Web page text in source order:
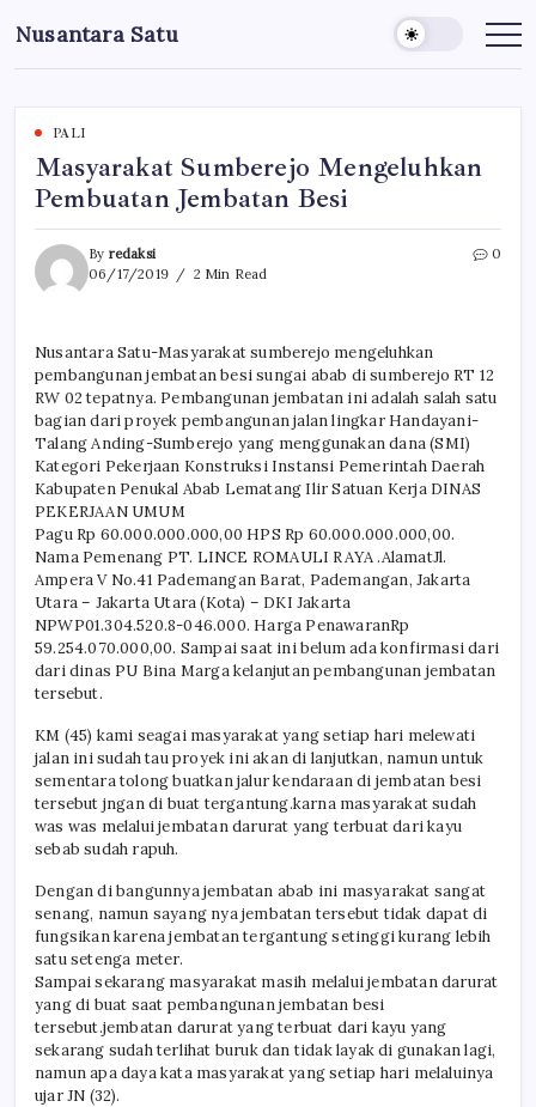
to
content
Nusantara Satu
Berita
Nusantara
PALI
Masyarakat Sumberejo Mengeluhkan
Pembuatan Jembatan Besi
By redaksi
06/17/2019
2 Min Read
0
Nusantara Satu-Masyarakat sumberejo mengeluhkan
pembangunan jembatan besi sungai abab di sumberejo RT 12
RW 02 tepatnya. Pembangunan jembatan ini adalah salah satu
bagian dari proyek pembangunan jalan lingkar Handayani-
Talang Anding-Sumberejo yang menggunakan dana (SMI)
Kategori Pekerjaan Konstruksi Instansi Pemerintah Daerah
Kabupaten Penukal Abab Lematang Ilir Satuan Kerja DINAS
PEKERJAAN UMUM
Pagu Rp 60.000.000.000,00 HPS Rp 60.000.000.000,00.
Nama Pemenang PT. LINCE ROMAULI RAYA .AlamatJl.
Ampera V No.41 Pademangan Barat, Pademangan, Jakarta
Utara – Jakarta Utara (Kota) – DKI Jakarta
NPWP01.304.520.8-046.000. Harga PenawaranRp
59.254.070.000,00. Sampai saat ini belum ada konfirmasi dari
dari dinas PU Bina Marga kelanjutan pembangunan jembatan
tersebut.
KM (45) kami seagai masyarakat yang setiap hari melewati
jalan ini sudah tau proyek ini akan di lanjutkan, namun untuk
sementara tolong buatkan jalur kendaraan di jembatan besi
tersebut jngan di buat tergantung.karna masyarakat sudah
was was melalui jembatan darurat yang terbuat dari kayu
sebab sudah rapuh.
Dengan di bangunnya jembatan abab ini masyarakat sangat
senang, namun sayang nya jembatan tersebut tidak dapat di
fungsikan karena jembatan tergantung setinggi kurang lebih
satu setenga meter.
Sampai sekarang masyarakat masih melalui jembatan darurat
yang di buat saat pembangunan jembatan besi
tersebut.jembatan darurat yang terbuat dari kayu yang
sekarang sudah terlihat buruk dan tidak layak di gunakan lagi,
namun apa daya kata masyarakat yang setiap hari melaluinya
ujar JN (32).